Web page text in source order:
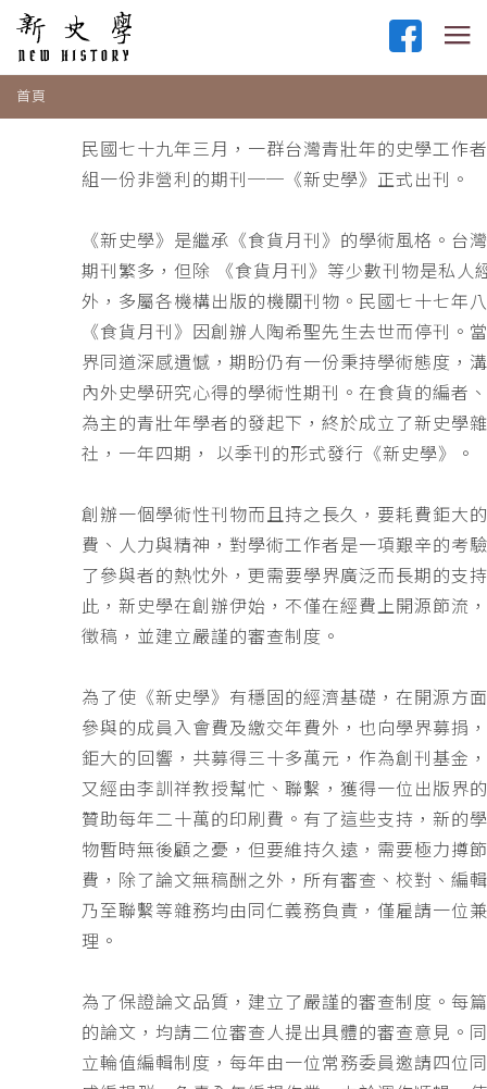
首頁
民國七十九年三月，一群台灣青壯年的史學工作
組一份非營利的期刊──《新史學》正式出刊。
《新史學》是繼承《食貨月刊》的學術風格。台
期刊繁多，但除 《食貨月刊》等少數刊物是私人
外，多屬各機構出版的機關刊物。民國七十七年
《食貨月刊》因創辦人陶希聖先生去世而停刊。
界同道深感遺憾，期盼仍有一份秉持學術態度，
內外史學研究心得的學術性期刊。在食貨的編者
為主的青壯年學者的發起下，終於成立了新史學
社，一年四期， 以季刊的形式發行《新史學》。
創辦一個學術性刊物而且持之長久，要耗費鉅大
費、人力與精神，對學術工作者是一項艱辛的考
了參與者的熱忱外，更需要學界廣泛而長期的支
此，新史學在創辦伊始，不僅在經費上開源節流
徵稿，並建立嚴謹的審查制度。
為了使《新史學》有穩固的經濟基礎，在開源方
參與的成員入會費及繳交年費外，也向學界募捐
鉅大的回響，共募得三十多萬元，作為創刊基金
又經由李訓祥教授幫忙、聯繫，獲得一位出版界
贊助每年二十萬的印刷費。有了這些支持，新的
物暫時無後顧之憂，但要維持久遠，需要極力撙
費，除了論文無稿酬之外，所有審查、校對、編
乃至聯繫等雜務均由同仁義務負責，僅雇請一位
理。
為了保證論文品質，建立了嚴謹的審查制度。每
的論文，均請二位審查人提出具體的審查意見。
立輪值編輯制度，每年由一位常務委員邀請四位